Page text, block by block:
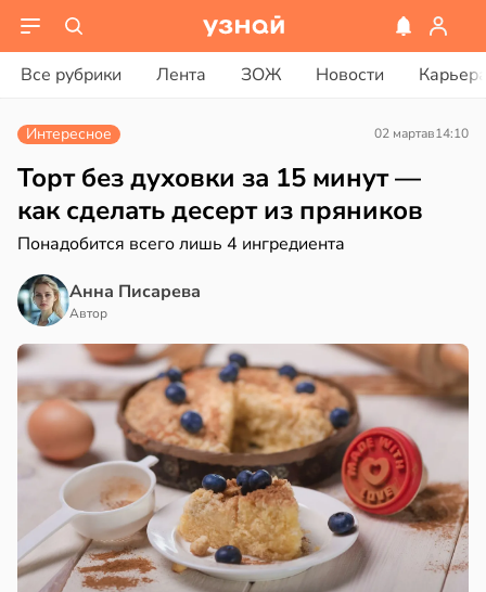
Все рубрики Лента ЗОЖ Новости
в13:55
Интересное 02 мартав14:10
Торт без духовки за 15 минут —
как сделать десерт из пряников
Понадобится всего лишь 4 ингредиента
Анна Писарева
Автор